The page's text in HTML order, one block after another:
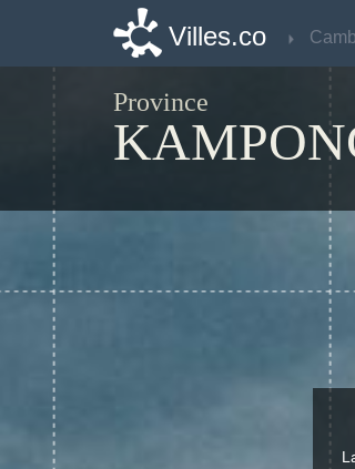
Villes.co
Province
Villes.co